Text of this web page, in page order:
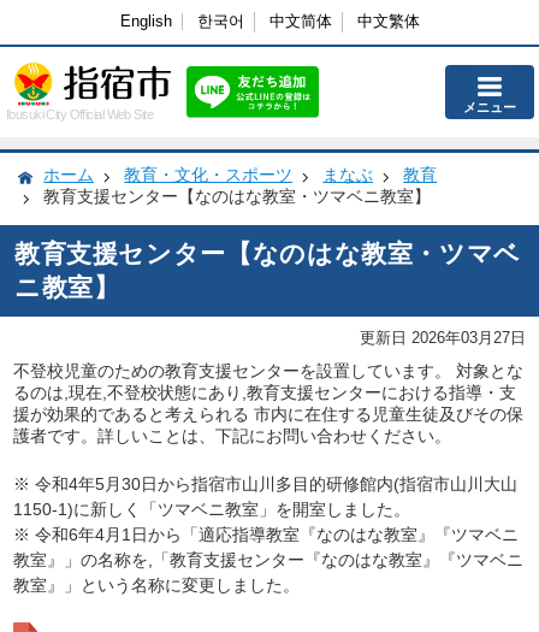
English 한국어 中文简体 中文繁体
Ibusuki City Official Web Site メニュー
ホーム 教育・文化・スポーツ まなぶ
教育
教育支援センター【なのはな教室・ツマベニ教室】
教育支援センター【なのはな教室・ツマベ
ニ教室】
更新日 2026年03月27日
不登校児童のための教育支援センターを設置しています。 対象とな
るのは,現在,不登校状態にあり,教育支援センターにおける指導・支
援が効果的であると考えられる 市内に在住する児童生徒及びその保
護者です。詳しいことは、下記にお問い合わせください。
※ 令和4年5月30日から指宿市山川多目的研修館内(指宿市山川大山
1150-1)に新しく「ツマベニ教室」を開室しました。
※ 令和6年4月1日から「適応指導教室『なのはな教室』『ツマベニ
教室』」の名称を,「教育支援センター『なのはな教室』『ツマベニ
教室』」という名称に変更しました。